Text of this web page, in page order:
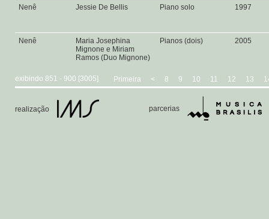
Nenê Jessie De Bellis Piano solo 1997
Nenê
Maria Josephina
Mignone e Miriam
Ramos (Duo Mignone)
Pianos (dois) 2005
exibindo 851 - 900 [3005] Primeira < 8 9 10 11 12 13
realização parcerias